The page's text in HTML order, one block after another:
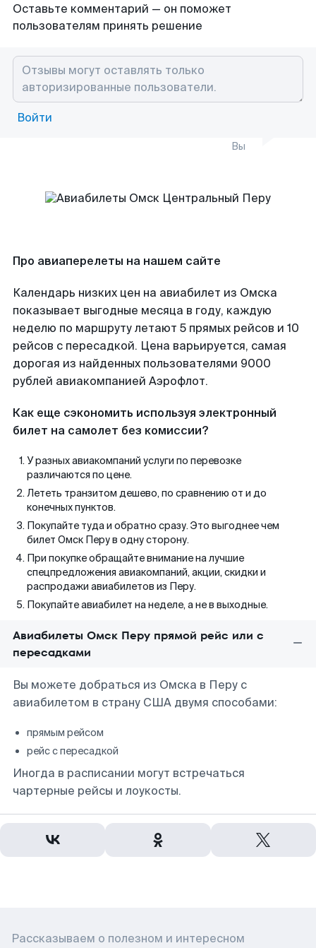
Оставьте комментарий — он поможет
пользователям принять решение
Войти
Вы
Про авиаперелеты на нашем сайте
Календарь низких цен на авиабилет из Омска
показывает выгодные месяца в году, каждую
неделю по маршруту летают 5 прямых рейсов и 10
рейсов с пересадкой. Цена варьируется, самая
дорогая из найденных пользователями 9000
рублей авиакомпанией Аэрофлот.
Как еще сэкономить используя электронный
билет на самолет без комиссии?
У разных авиакомпаний услуги по перевозке
различаются по цене.
Лететь транзитом дешево, по сравнению от и до
конечных пунктов.
Покупайте туда и обратно сразу. Это выгоднее чем
билет Омск Перу в одну сторону.
При покупке обращайте внимание на лучшие
спецпредложения авиакомпаний, акции, скидки и
распродажи авиабилетов из Перу.
Покупайте авиабилет на неделе, а не в выходные.
Авиабилеты Омск Перу прямой рейс или с
пересадками
Вы можете добраться из Омска в Перу с
авиабилетом в страну США двумя способами:
прямым рейсом
рейс с пересадкой
Иногда в расписании могут встречаться
чартерные рейсы и лоукосты.
Рассказываем о полезном и интересном